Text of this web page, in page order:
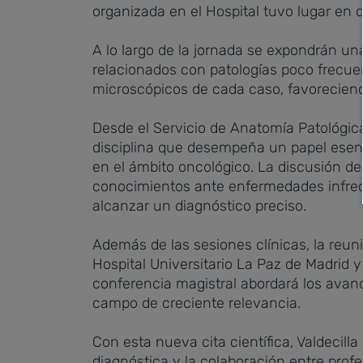
organizada en el Hospital tuvo lugar en
A lo largo de la jornada se expondrán
relacionados con patologías poco
microscópicos de cada caso,
Desde el Servicio de Anatomía
disciplina que desempeña un papel
en el ámbito oncológico. La discusión
conocimientos ante enfermedades
alcanzar un diagnóstico preciso.
Además de las sesiones clínicas, la
Hospital Universitario La Paz de Madrid
conferencia magistral abordará los
campo de creciente relevancia.
Con esta nueva cita científica,